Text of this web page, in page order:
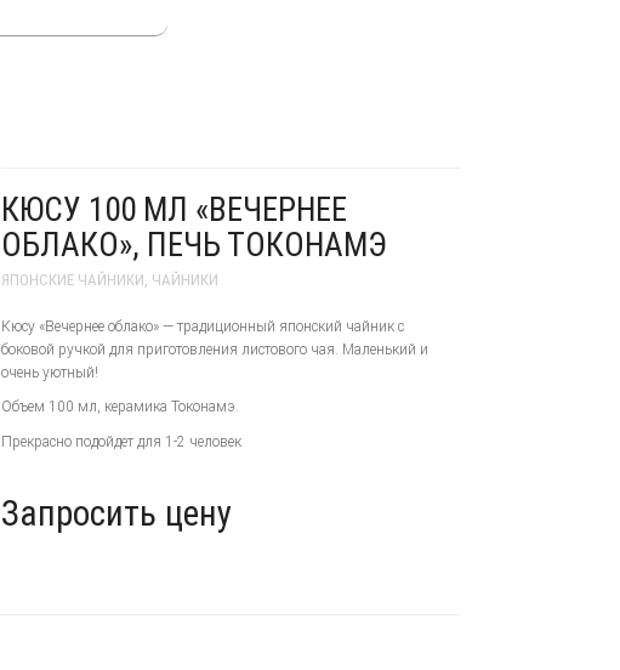
КЮСУ 100 МЛ «ВЕЧЕРНЕЕ
ОБЛАКО», ПЕЧЬ ТОКОНАМЭ
ЯПОНСКИЕ ЧАЙНИКИ ЧАЙНИКИ
Кюсу «Вечернее облако» — традиционный японский чайник с
боковой ручкой для приготовления листового чая. Маленький и
очень уютный!
Объем 100 мл, керамика Токонамэ.
Прекрасно подойдет для 1-2 человек
Запросить цену